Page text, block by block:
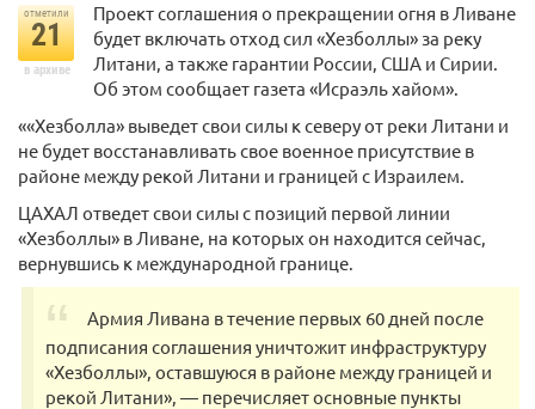
отметили
21
в архиве
Проект соглашения о прекращении огня в Ливане
будет включать отход сил «Хезболлы» за реку
Литани, а также гарантии России, США и Сирии.
Об этом сообщает газета «Исраэль хайом».
««Хезболла» выведет свои силы к северу от реки Литани и
не будет восстанавливать свое военное присутствие в
районе между рекой Литани и границей с Израилем.
ЦАХАЛ отведет свои силы с позиций первой линии
«Хезболлы» в Ливане, на которых он находится сейчас,
вернувшись к международной границе.
Армия Ливана в течение первых 60 дней после
подписания соглашения уничтожит инфраструктуру
«Хезболлы», оставшуюся в районе между границей и
рекой Литани», — перечисляет основные пункты